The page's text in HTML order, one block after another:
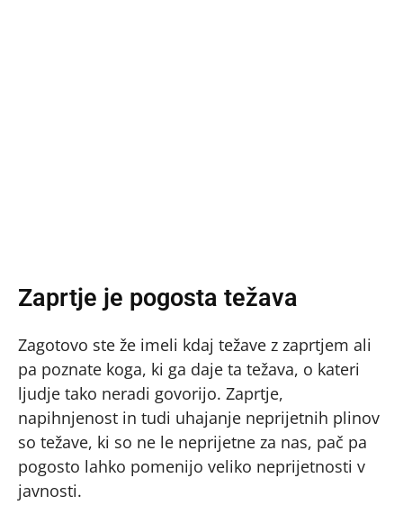
Zaprtje je pogosta težava
Zagotovo ste že imeli kdaj težave z zaprtjem ali
pa poznate koga, ki ga daje ta težava, o kateri
ljudje tako neradi govorijo. Zaprtje,
napihnjenost in tudi uhajanje neprijetnih plinov
so težave, ki so ne le neprijetne za nas, pač pa
pogosto lahko pomenijo veliko neprijetnosti v
javnosti.